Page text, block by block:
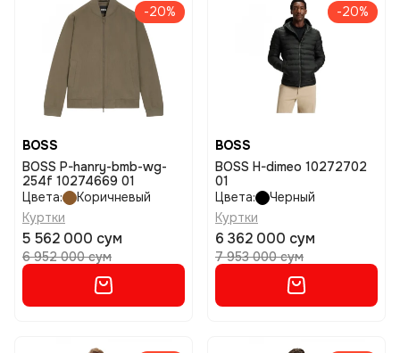
-20%
BOSS
BOSS P-hanry-bmb-wg-
254f 10274669 01
Цвета:
Коричневый
Куртки
5 562 000 сум
6 952 000 сум
-20%
BOSS
BOSS H-dimeo 10272702
01
Цвета:
Черный
Куртки
6 362 000 сум
7 953 000 сум